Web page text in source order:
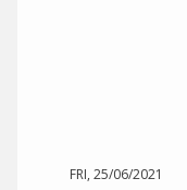
FRI, 25/06/2021